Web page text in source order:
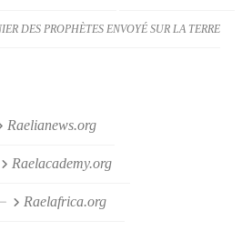
DES PROPHÈTES ENVOYÉ SUR LA TERRE
Raelianews.org
Raelacademy.org
Raelafrica.org